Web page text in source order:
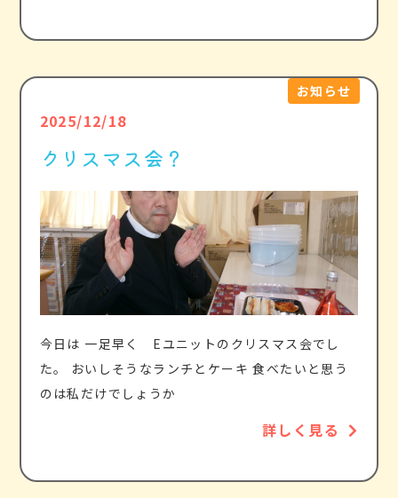
お知らせ
2025/12/18
クリスマス会？
今日は 一足早く Eユニットのクリスマス会でし
た。 おいしそうなランチとケーキ 食べたいと思う
のは私だけでしょうか
詳しく見る